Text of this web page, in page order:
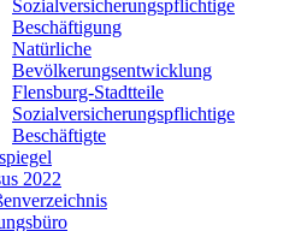
Sozialversicherungspflichtige
Beschäftigung
Natürliche
Bevölkerungsentwicklung
Flensburg-Stadtteile
Sozialversicherungspflichtige
Beschäftigte
2022